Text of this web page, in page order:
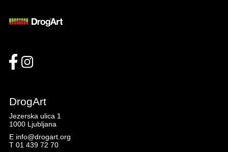
DrogArt
Jezerska ulica 1
1000 Ljubljana
E info@drogart.org
T 01 439 72 70